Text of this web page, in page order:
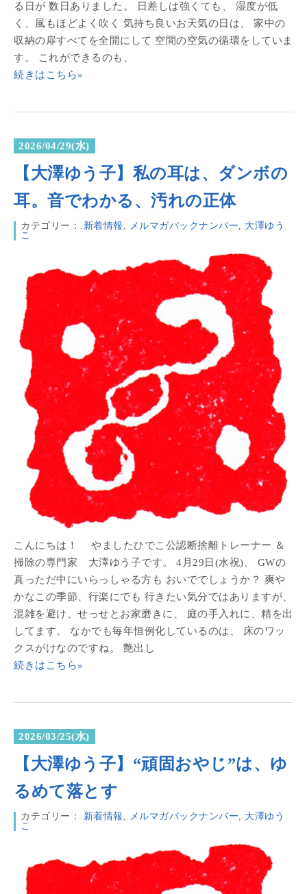
る日が 数日ありました。 日差しは強くても、 湿度が低
く、風もほどよく吹く 気持ち良いお天気の日は、 家中の
収納の扉すべてを全開にして 空間の空気の循環をしていま
す。 これができるのも、
続きはこちら»
2026/04/29(水)
【大澤ゆう子】私の耳は、ダンボの
耳。音でわかる、汚れの正体
カテゴリー： .新着情報 , メルマガバックナンバー, 大澤ゆう
こ
こんにちは！ やましたひでこ公認断捨離トレーナー ＆
掃除の専門家 大澤ゆう子です。 4月29日(水祝)、 GWの
真っただ中にいらっしゃる方も おいででしょうか？ 爽や
かなこの季節、行楽にでも 行きたい気分ではありますが、
混雑を避け、せっせとお家磨きに、 庭の手入れに、精を出
してます。 なかでも毎年恒例化しているのは、 床のワッ
クスがけなのですね。 艶出し
続きはこちら»
2026/03/25(水)
【大澤ゆう子】“頑固おやじ”は、ゆ
るめて落とす
カテゴリー： .新着情報 , メルマガバックナンバー, 大澤ゆう
こ